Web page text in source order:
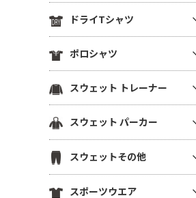
定番無地Tシャツ
薄手Tシャツ(4.9oz以下)
中肉厚Tシャツ(5～5.5oz)
4oz)
VネックTシャツ
ポケットTシャツ
ドライTシャツ
定番無地ドライTシャツ
ドライTシャツ(半袖)
ドライTシャツ(長袖)
ドライノースリーブTシャツ
ドライTシャツその他
ポロシャツ
ドライポロシャツ(半袖)
ドライポロシャツ(長袖)
綿ポロシャツ(半袖)
綿ポロシャツ(長袖)
鹿の子ポロシャツ
ポケ無しポロシャツ
スウェット トレーナー
薄手トレーナー(8.9oz以下)
中肉トレーナー(9～10.9oz)
厚手トレーナー(11oz～)
裏毛(裏パイル)トレーナー
スウェット パーカー
プルオーバーパーカー
ジップパーカー
薄手パーカー(8.9oz以下)
スウェットその他
スウェットパンツ
スポーツウエア